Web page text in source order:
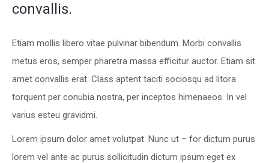
convallis.
Etiam mollis libero vitae pulvinar bibendum. Morbi convallis
metus eros, semper pharetra massa efficitur auctor. Etiam sit
amet convallis erat. Class aptent taciti sociosqu ad litora
torquent per conubia nostra, per inceptos himenaeos. In vel
varius esteu gravidmi.
Lorem ipsum dolor amet volutpat. Nunc ut – for dictum purus
lorem vel ante ac purus sollicitudin dictum ipsum eget ex